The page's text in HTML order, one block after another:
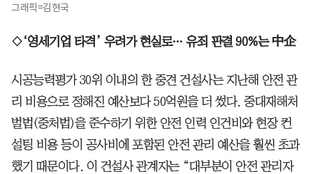
그래픽=김현국
◇‘영세기업 타격’ 우려가 현실로… 유죄 판결 90%는 中企
시공능력평가 30위 이내의 한 중견 건설사는 지난해 안전 관
리 비용으로 정해진 예산보다 50억원을 더 썼다. 중대재해처
벌법(중처법)을 준수하기 위한 안전 인력 인건비와 현장 컨
설팅 비용 등이 공사비에 포함된 안전 관리 예산을 훨씬 초과
했기 때문이다. 이 건설사 관계자는 “대부분이 안전 관리자